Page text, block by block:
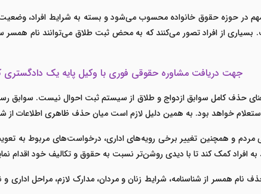
در حوزه حقوق خانواده محسوب می‌شود و بسته به شرایط افراد،
از افراد تصور می‌کنند که به محض ثبت طلاق می‌توانند نام همسر
جهت دریافت مشاوره حقوقی فوری با وکیل پایه یک
حذف کامل سوابق ازدواج و طلاق از سیستم ثبت احوال نیست. سوابق
استعلام خواهد بود. به همین دلیل لازم است میان حذف ظاهری اطلاعات
و همچنین تغییر برخی رویه‌های اداری، درخواست‌های مربوط به
به افراد کمک کند تا با دیدی روشن‌تر نسبت به حقوق و تکالیف خود اقدام
نام همسر از شناسنامه، شرایط زنان و مردان، مدارک لازم، مراحل